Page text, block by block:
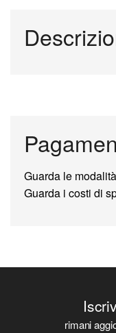
Guarda le
Guarda i costi di
rimani